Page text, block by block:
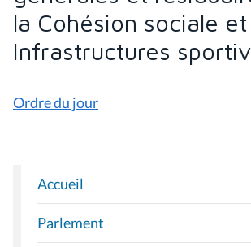
la Cohésion sociale
Infrastructures
Ordre du jour
N
A
V
Accueil
Parlement